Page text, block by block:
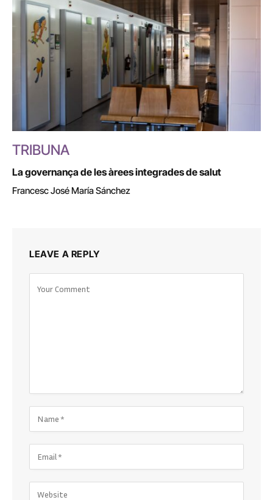
TRIBUNA
La governança de les àrees integrades de salut
Francesc José María Sánchez
LEAVE A REPLY